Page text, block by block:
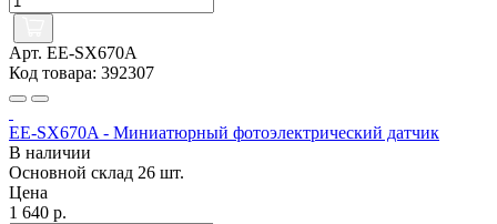
Арт. EE-SX670A
Код товара: 392307
EE-SX670A - Миниатюрный фотоэлектрический датчик
В наличии
Основной склад 26 шт.
Цена
1 640 р.